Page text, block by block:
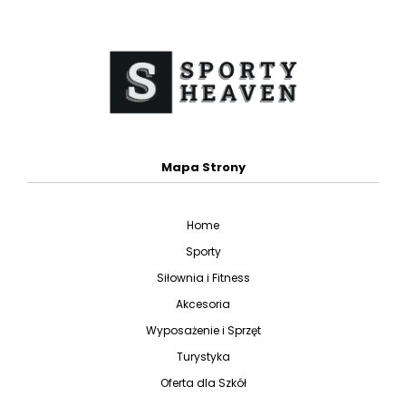
Mapa Strony
Home
Sporty
Siłownia i Fitness
Akcesoria
Wyposażenie i Sprzęt
Turystyka
Oferta dla Szkół